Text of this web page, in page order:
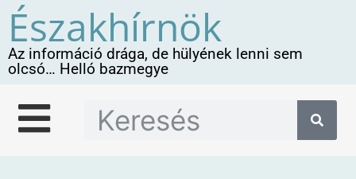
Északhírnök
Az információ drága, de hülyének lenni sem
olcsó… Helló bazmegye